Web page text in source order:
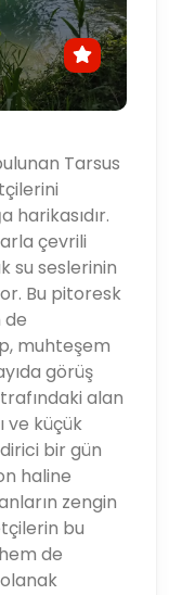
Tarsus
harikasıdır.
çevrili
su seslerinin
Bu pitoresk
de
muhteşem
görüş
alan
ve küçük
bir gün
haline
zengin
bu
de